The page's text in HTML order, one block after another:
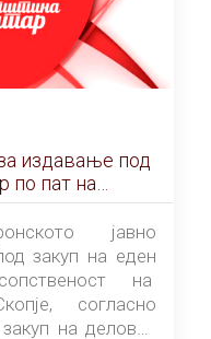
издавање под
по пат на
јавно
закуп на еден
на
согласно
на деловен